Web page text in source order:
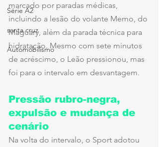
Série A2
santa cruz
Automobilismo
marcado por paradas médicas,
incluindo a lesão do volante Memo, do
Maguary, além da parada técnica para
hidratação. Mesmo com sete minutos
de acréscimo, o Leão pressionou, mas
foi para o intervalo em desvantagem.
Pressão rubro-negra,
expulsão e mudança de
cenário
Na volta do intervalo, o Sport adotou